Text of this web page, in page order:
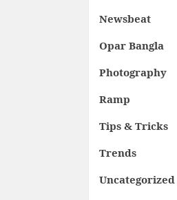
Newsbeat
Opar Bangla
Photography
Ramp
Tips & Tricks
Trends
Uncategorized